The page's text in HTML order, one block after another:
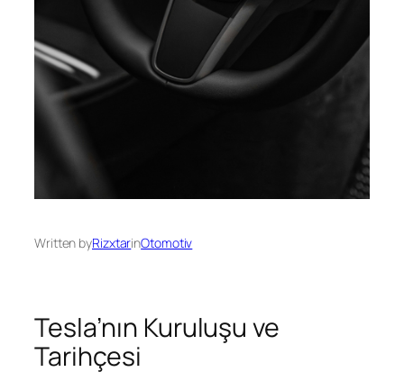
Written byRizxtarinOtomotiv
Tesla’nın Kuruluşu ve
Tarihçesi